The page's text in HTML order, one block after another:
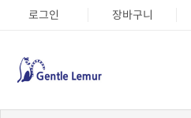
로그인 장바구니